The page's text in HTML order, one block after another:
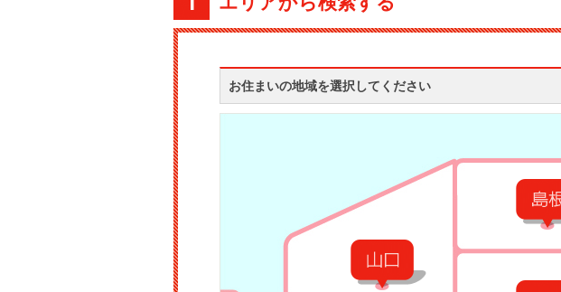
お住まいの地域を選択してください